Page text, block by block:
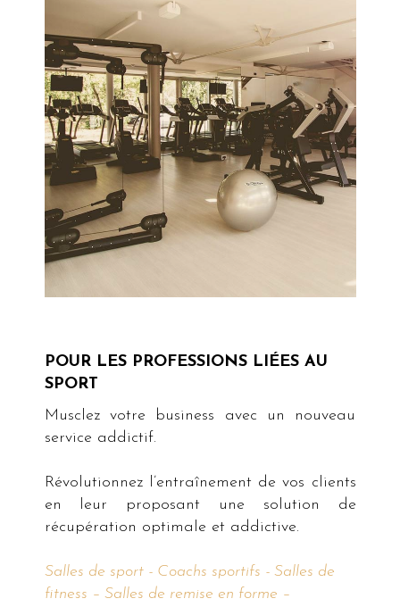
POUR LES PROFESSIONS LIÉES AU
SPORT
Musclez votre business avec un nouveau
service addictif.
Révolutionnez l’entraînement de vos clients
en leur proposant une solution de
récupération optimale et addictive.
Salles de sport - Coachs sportifs - Salles de
fitness – Salles de remise en forme –